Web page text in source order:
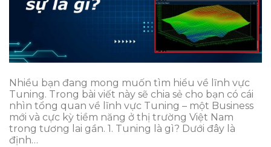
Nhiều bạn đang mong muốn tìm hiểu về lĩnh vực
Tuning. Trong bài viết này sẽ chia sẻ cho bạn có cái
nhìn tổng quan về lĩnh vực Tuning – một Business
mới và cực kỳ tiềm năng ở thị trường Việt Nam
trong tương lai gần. 1. Tuning là gì? Dưới đây là
định…